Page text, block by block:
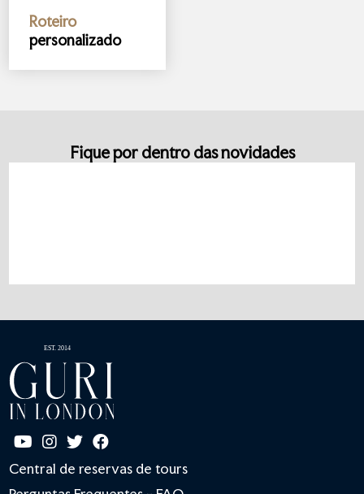
Roteiro
personalizado
Fique por dentro das novidades
Central de reservas de tours